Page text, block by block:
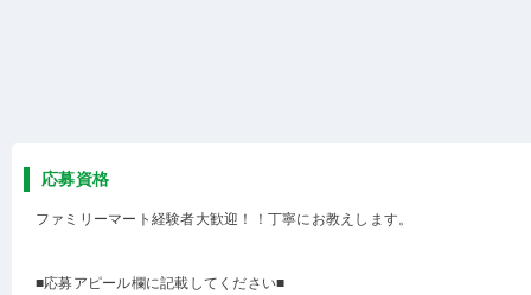
応募資格
ファミリーマート経験者大歓迎！！丁寧にお教えします。
■応募アピール欄に記載してください■